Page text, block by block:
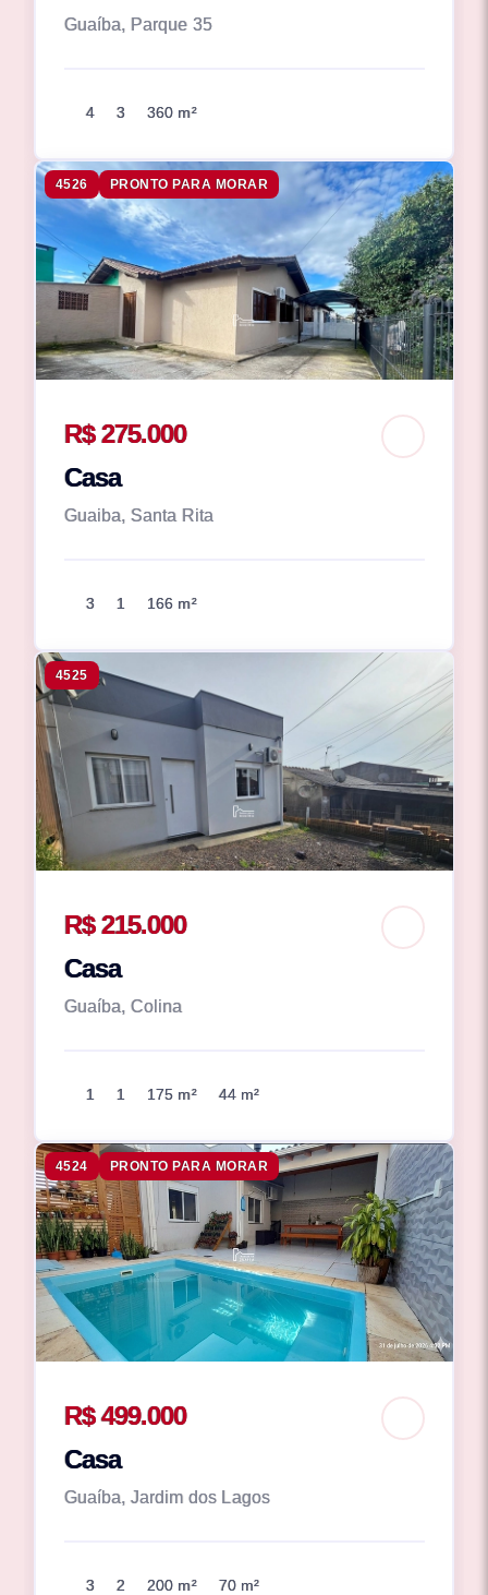
Guaíba, Parque 35
4 3 360 m²
4526 PRONTO PARA MORAR
R$ 275.000
Casa
Guaiba, Santa Rita
3 1 166 m²
4525
R$ 215.000
Casa
Guaíba, Colina
1 1 175 m² 44 m²
4524 PRONTO PARA MORAR
R$ 499.000
Casa
Guaíba, Jardim dos Lagos
3 2 200 m² 70 m²